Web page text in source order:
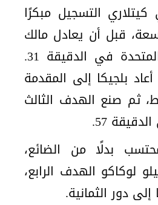
التسجيل مبكرًا
قبل أن يعادل مالك
تيلمان للولايات المتحدة في الدقيقة 31.
بلجيكا إلى المقدمة
ثم صنع الهدف الثالث
57.
بدلًا من الضائع،
لوكاكو الهدف الرابع،
دور الثمانية.